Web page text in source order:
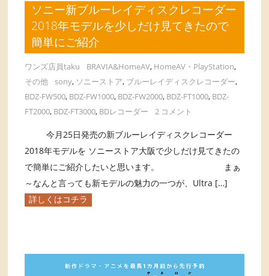
ソニー新ブルーレイディスクレコーダー
2018年モデルを少しだけ見てきたので
簡単にご紹介
ワンズ店員taku BRAVIA&HomeAV, HomeAV・PlayStation,
その他
sony, ソニーストア, ブルーレイディスクレコーダー,
BDZ-FW500, BDZ-FW1000, BDZ-FW2000, BDZ-FT1000, BDZ-
FT2000, BDZ-FT3000, BDレコーダー 2 コメント
今月25日発売の新ブルーレイディスクレコーダー
2018年モデルを ソニーストア大阪で少しだけ見てきたの
で簡単にご紹介したいと思います。 まぁ
～なんと言っても新モデルの魅力の一つが、Ultra […]
詳しくはコチラ